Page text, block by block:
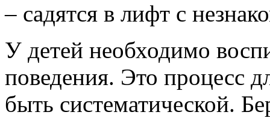
– садятся в лифт с
У детей необходимо
поведения. Это процесс
быть систематической.